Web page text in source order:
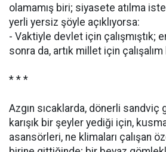
olamamış biri; siyasete atılma
yerli yersiz şöyle açıklıyorsa:
- Vaktiyle devlet için çalışmıştık;
sonra da, artık millet için
* * *
Azgın sıcaklarda, dönerli sandviç
karışık bir şeyler yediği için,
asansörleri, ne klimaları çalışan